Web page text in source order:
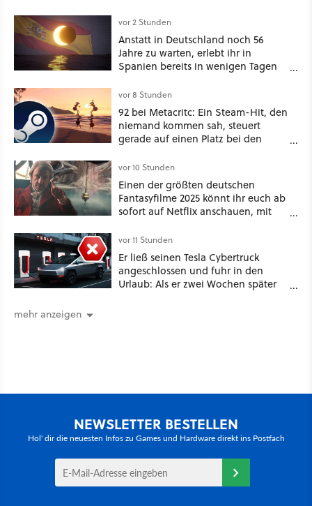
vor 2 Stunden
Anstatt in Deutschland noch 56
Jahre zu warten, erlebt ihr in
Spanien bereits in wenigen Tagen
vor 8 Stunden
92 bei Metacritc: Ein Steam-Hit, den
niemand kommen sah, steuert
gerade auf einen Platz bei den
vor 10 Stunden
Einen der größten deutschen
Fantasyfilme 2025 könnt ihr euch ab
sofort auf Netflix anschauen, mit
vor 11 Stunden
Er ließ seinen Tesla Cybertruck
angeschlossen und fuhr in den
Urlaub: Als er zwei Wochen später
mehr anzeigen
NEWSLETTER BESTELLEN
Hol' dir die neuesten Infos zu Games und Hardware direkt ins Postfach